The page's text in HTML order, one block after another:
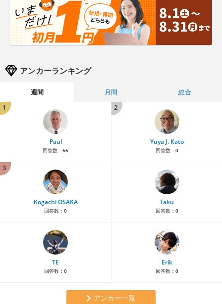
アンカーランキング
週間 月間
総合
1
Paul
回答数： 66
2
Yuya J. Kato
回答数： 0
3
Kogachi OSAKA
回答数： 0
Taku
回答数： 0
TE
回答数： 0
Erik
回答数： 0
アンカー一覧